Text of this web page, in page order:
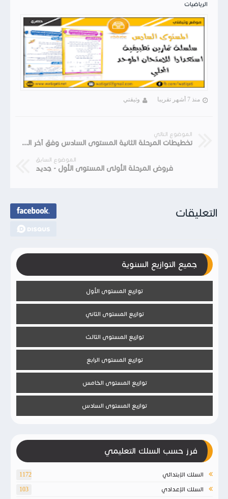
الرياضيات
منذ 7 أشهر تقريبا وثيقتي
الموضوع التالي
تخطيطات المرحلة الثانية المستوى السادس وفق آخر المستجدات
الموضوع السابق
فروض المرحلة الأولى المستوى الأول - جديد
التعليقات
جميع التوازيع السنوية
توازيع المستوى الأول
توازيع المستوى الثاني
توازيع المستوى الثالث
توازيع المستوى الرابع
توازيع المستوى الخامس
توازيع المستوى السادس
فرز حسب السلك التعليمي
السلك الإبتدائي 1172
السلك الإعدادي 103